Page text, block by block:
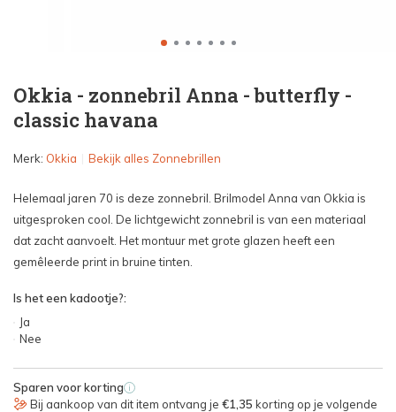
Okkia - zonnebril Anna - butterfly -
classic havana
Merk: Okkia Bekijk alles Zonnebrillen
Helemaal jaren 70 is deze zonnebril. Brilmodel Anna van Okkia is
uitgesproken cool. De lichtgewicht zonnebril is van een materiaal
dat zacht aanvoelt. Het montuur met grote glazen heeft een
gemêleerde print in bruine tinten.
Is het een kadootje?:
Ja
Nee
Sparen voor korting i
Bij aankoop van dit item ontvang je €1,35 korting op je volgende